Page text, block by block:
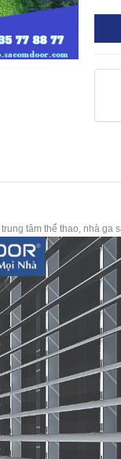
trung tâm thể thao, nhà ga